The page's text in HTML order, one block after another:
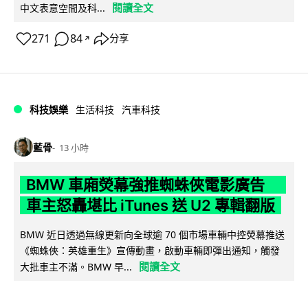
中文表意空間及科...
閱讀全文
271 84 ↗ 分享
科技娛樂 生活科技 汽車科技
藍骨 13 小時
BMW 車廂熒幕強推蜘蛛俠電影廣告
車主怒轟堪比 iTunes 送 U2 專輯翻版
BMW 近日透過無線更新向全球逾 70 個市場車輛中控熒幕推送
《蜘蛛俠：英雄重生》宣傳動畫，啟動車輛即彈出通知，觸發
大批車主不滿。BMW 早...
閱讀全文